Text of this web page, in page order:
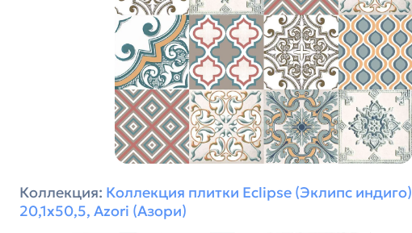
Коллекция: Коллекция плитки Eclipse (Эклипс индиго)
20,1х50,5, Azori (Азори)